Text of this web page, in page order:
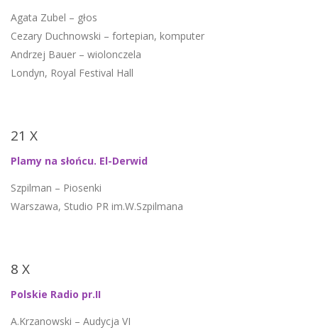
Agata Zubel – głos
Cezary Duchnowski – fortepian, komputer
Andrzej Bauer – wiolonczela
Londyn, Royal Festival Hall
21 X
Plamy na słońcu. El-Derwid
Szpilman – Piosenki
Warszawa, Studio PR im.W.Szpilmana
8 X
Polskie Radio pr.II
A.Krzanowski – Audycja VI